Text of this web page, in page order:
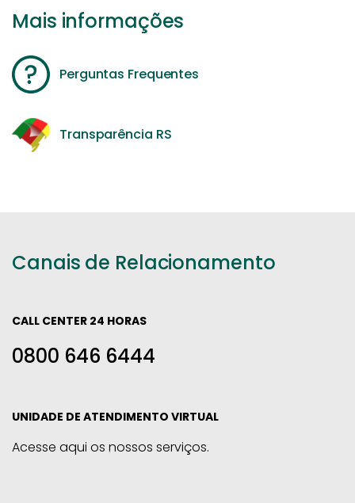
Mais informações
Perguntas Frequentes
Transparência RS
Canais de Relacionamento
CALL CENTER 24 HORAS
0800 646 6444
UNIDADE DE ATENDIMENTO VIRTUAL
Acesse aqui os nossos serviços.